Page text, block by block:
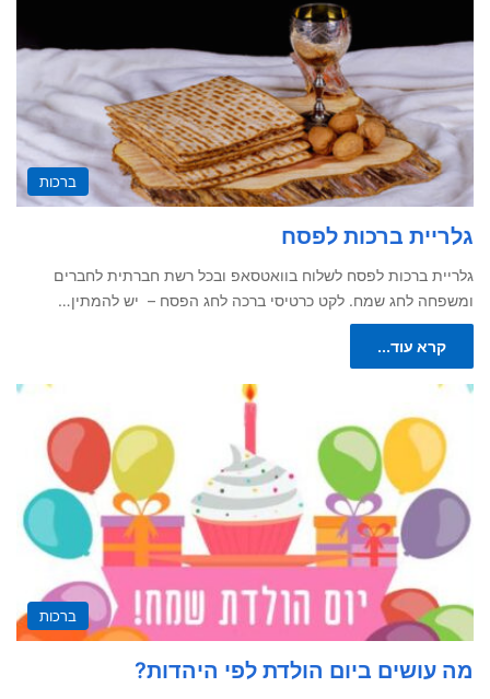
ברכות
גלריית ברכות לפסח
גלריית ברכות לפסח לשלוח בוואטסאפ ובכל רשת חברתית לחברים
ומשפחה לחג שמח. לקט כרטיסי ברכה לחג הפסח – יש להמתין…
קרא עוד...
ברכות
מה עושים ביום הולדת לפי היהדות?